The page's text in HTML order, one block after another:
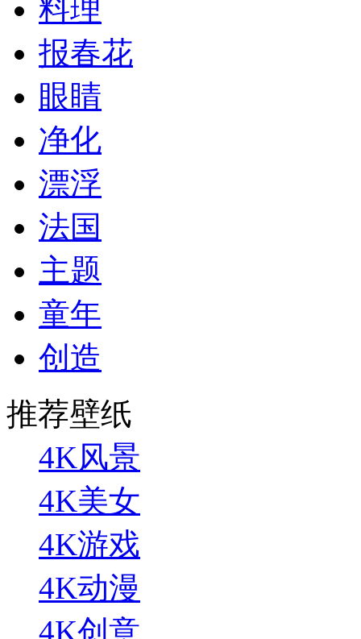
料理
报春花
眼睛
净化
漂浮
法国
主题
童年
创造
推荐壁纸
4K风景
4K美女
4K游戏
4K动漫
4K创意